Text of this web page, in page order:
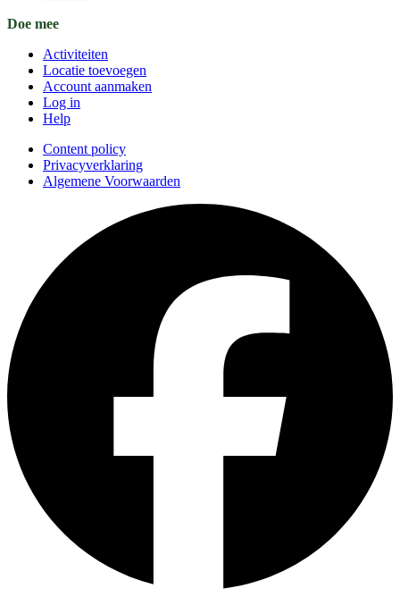
Doe mee
Activiteiten
Locatie toevoegen
Account aanmaken
Log in
Help
Content policy
Privacyverklaring
Algemene Voorwaarden